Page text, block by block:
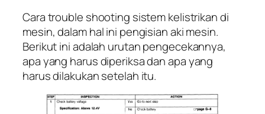
Cara trouble shooting sistem kelistrikan di
mesin, dalam hal ini pengisian aki mesin.
Berikut ini adalah urutan pengecekannya,
apa yang harus diperiksa dan apa yang
harus dilakukan setelah itu.